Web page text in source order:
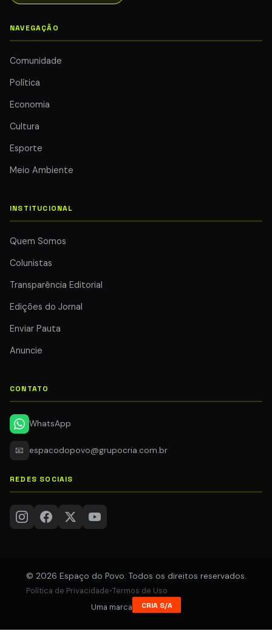
NAVEGAÇÃO
Comunidade
Política
Economia
Cultura
Esporte
Meio Ambiente
INSTITUCIONAL
Quem Somos
Colunistas
Transparência Editorial
Edições do Jornal
Enviar Pauta
Anuncie
CONTATO
WhatsApp
📧 espacodopovo@grupocria.com.br
REDES SOCIAIS
© 2026 Espaço do Povo. Todos os direitos reservados.
Política de Privacidade•Termos de Uso
Uma marca
CRIA S/A